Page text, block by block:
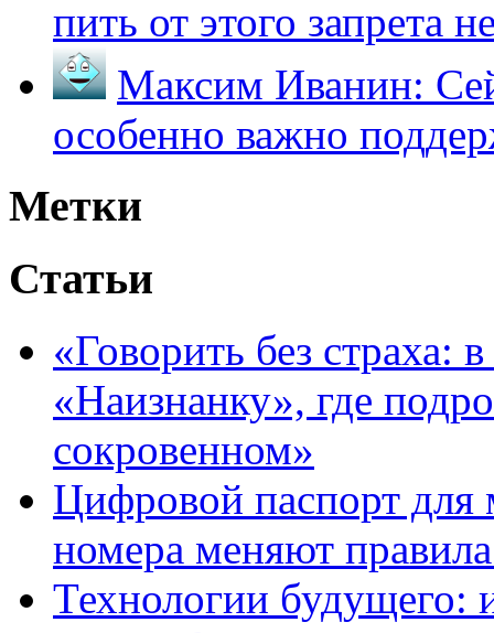
пить от этого запрета
Максим Иванин:
особенно важно
Метки
Статьи
«Говорить без страха:
«Наизнанку», где
сокровенном»
Цифровой паспорт для
номера меняют
Технологии будущего: